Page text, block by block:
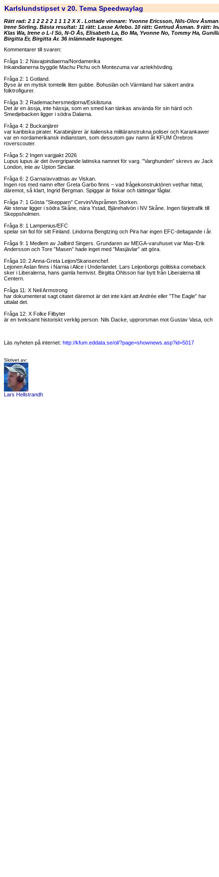
Karlslundstipset v 20. Tema Speedwaylag
Rätt rad: 2 1 2 2 2 2 1 1 1 2 X X . Lottade vinnare: Yvonne Ericsson, Nils-Olov
Irene Sörling. Bästa resultat: 11 rätt: Lasse Arlebo. 10 rätt: Gertrud Åsman. 9 rätt:
Klas Wa, Irene o L-I Sö, N-O Ås, Elisabeth La, Bo Ma, Yvonne No, Tommy Ha,
Birgitta Er, Birgitta Ar. 36 inlämnade kuponger.
Kommentarer till svaren:
Fråga 1: 2 Navajoindiaerna/Nordamerika
Inkaindianerna byggde Machu Pichu och Montezuma var aztekhövding.
Fråga 2: 1 Gotland.
Byse är en mytisk tomtelik liten gubbe. Bohuslän och Värmland har säkert andra
folktrofigurer.
Fråga 3: 2 Rademachersmedjorna/Eskilstuna
Det är en ässja, inte hässja, som en smed kan tänkas använda för sin härd och
Smedjebacken ligger i södra Dalarna.
Fråga 4: 2 Buckanjärer
var karibiska pirater. Karabinjärer är italienska militäranstrukna poliser och Karankawer
var en nordamerikansk indianstam, som dessutom gav namn åt KFUM Örebros
roverscouter.
Fråga 5: 2 Ingen vargjakt 2026
Lupus lupus är det övergripande latinska namnet för varg. ”Varghunden” skrevs av Jack
London, inte av Upton Sinclair.
Fråga 6: 2 Garna/avvattnas av Viskan.
Ingen ros med namn efter Greta Garbo finns – vad frågekonstruktören vet/har hittat,
däremot, så klart, Ingrid Bergman. Spiggar är fiskar och tättingar fåglar.
Fråga 7: 1 Gösta ”Skepparn” Cervin/Vispråmen Storken.
Ale stenar ligger i södra Skåne, nära Ystad, Bjärehalvön i NV Skåne. Ingen färjetrafik till
Skeppsholmen.
Fråga 8: 1 Lampenius/EFC
spelar sin fiol för sitt Finland. Lindorna Bengtzing och Pira har ingen EFC-deltagande i år.
Fråga 9: 1 Medlem av Jailbird Singers. Grundaren av MEGA-varuhuset var Mas-Erik
Andersson och Tore ”Masen” hade inget med ”Masjävlar” att göra.
Fråga 10: 2 Anna-Greta Leijon/Skansenchef.
Lejonen Aslan finns i Narnia i Alice i Underlandet. Lars Leijonborgs politiska comeback
sker i Liberalerna, hans gamla hemvist. Birgitta Ohlsson har bytt från Liberalerna till
Centern.
Fråga 11: X Neil Armstrong
har dokumenterat sagt citatet däremot är det inte känt att Andrée eller ”The Eagle” har
uttalat det.
Fråga 12: X Folke Filbyter
är en tveksamt historiskt verklig person. Nils Dacke, upprorsman mot Gustav Vasa, och
Läs nyheten på internet: http://kfum.eddata.se/ol/?page=shownews.asp?id=5017
Skrivet av:
Lars Hellstrandh